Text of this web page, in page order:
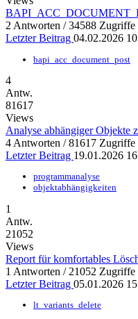
2 Antworten / 34588 Zugriffe
Letzter Beitrag 04.02.2026
bapi_acc_document_post
4
Antw.
81617
Views
Analyse abhängiger Objekte
4 Antworten / 81617 Zugriffe
Letzter Beitrag 19.01.2026
programmanalyse
objektabhängigkeiten
1
Antw.
21052
Views
Report für komfortables
1 Antworten / 21052 Zugriffe
Letzter Beitrag 05.01.2026
lt_variants_delete